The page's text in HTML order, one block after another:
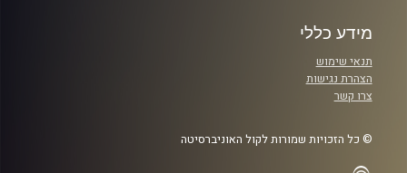
מידע כללי
תנאי שימוש
הצהרת נגישות
צרו קשר
© כל הזכויות שמורות לקול האוניברסיטה